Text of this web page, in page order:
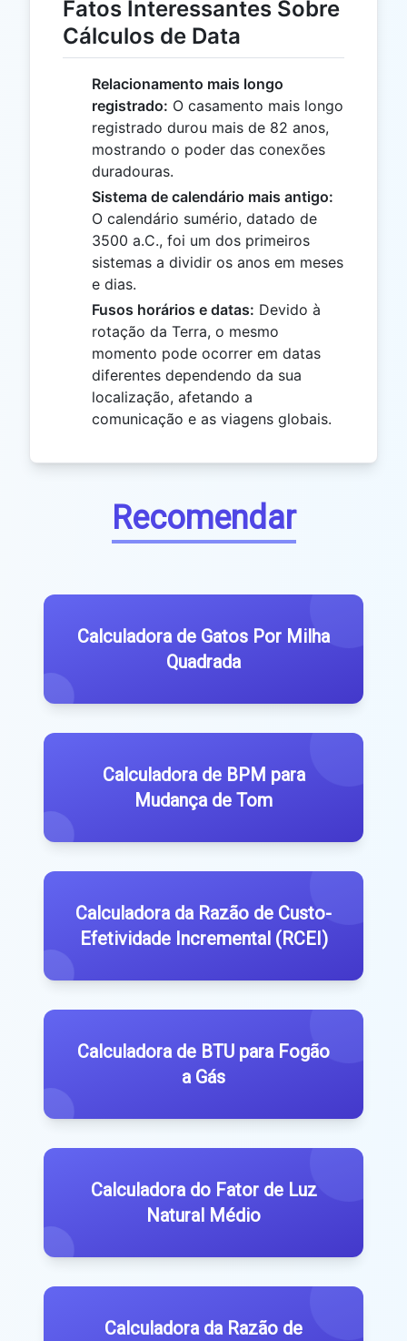
Fatos Interessantes Sobre
Cálculos de Data
Relacionamento mais longo
registrado: O casamento mais longo
registrado durou mais de 82 anos,
mostrando o poder das conexões
duradouras.
Sistema de calendário mais antigo:
O calendário sumério, datado de
3500 a.C., foi um dos primeiros
sistemas a dividir os anos em meses
e dias.
Fusos horários e datas: Devido à
rotação da Terra, o mesmo
momento pode ocorrer em datas
diferentes dependendo da sua
localização, afetando a
comunicação e as viagens globais.
Recomendar
Calculadora de Gatos Por Milha
Quadrada
Calculadora de BPM para
Mudança de Tom
Calculadora da Razão de Custo-
Efetividade Incremental (RCEI)
Calculadora de BTU para Fogão
a Gás
Calculadora do Fator de Luz
Natural Médio
Calculadora da Razão de